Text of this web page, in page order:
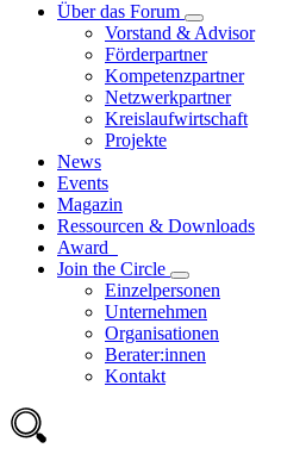
Über das Forum
Vorstand & Advisor
Förderpartner
Kompetenzpartner
Netzwerkpartner
Kreislaufwirtschaft
Projekte
News
Events
Magazin
Ressourcen & Downloads
Award
Join the Circle
Einzelpersonen
Unternehmen
Organisationen
Berater:innen
Kontakt